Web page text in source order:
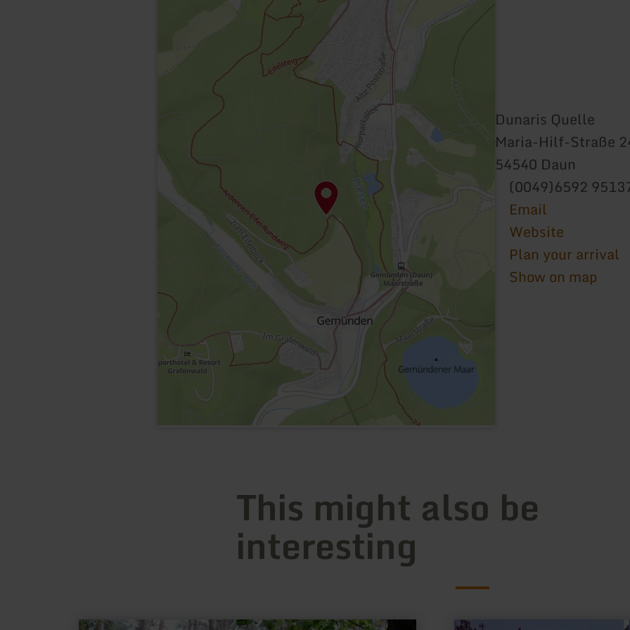
Dunaris Quelle
Maria-Hilf-Straße
54540 Daun
(0049)6592
Email
Website
Plan your arrival
Show on map
This might also be
interesting
learn
learn